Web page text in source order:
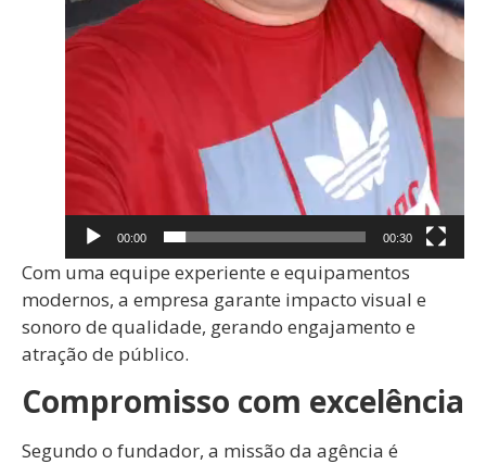
00:00 00:30
Com uma equipe experiente e equipamentos
modernos, a empresa garante impacto visual e
sonoro de qualidade, gerando engajamento e
atração de público.
Compromisso com excelência
Segundo o fundador, a missão da agência é